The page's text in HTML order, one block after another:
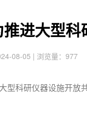
进大型
08-05 | 浏览量：977
型科研仪器设施开放